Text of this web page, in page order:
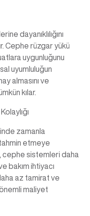
dayanıklılığını
Cephe rüzgar yükü
uygunluğunu
uyumluluğun
almasını ve
kılar.
zamanla
etmeye
cephe sistemleri daha
bakım ihtiyacı
az tamirat ve
maliyet